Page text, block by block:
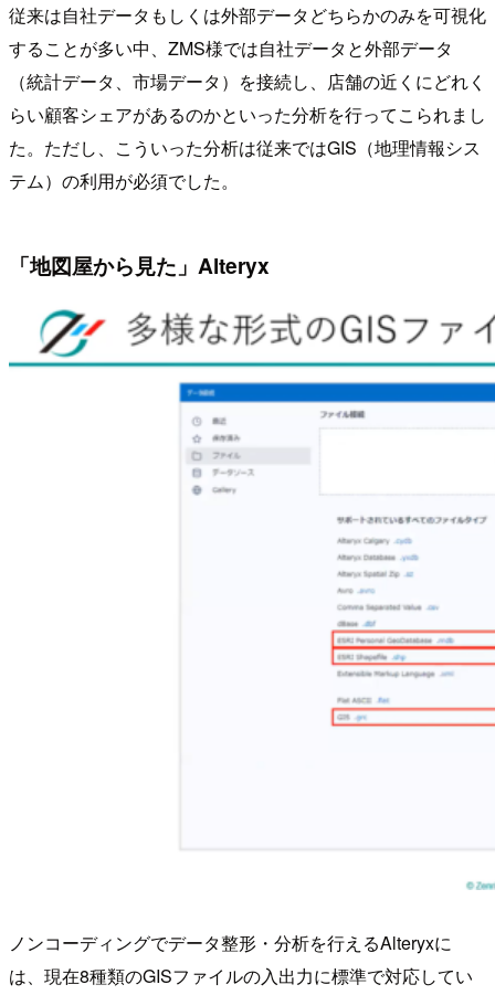
従来は自社データもしくは外部データどちらかのみを可視化
することが多い中、ZMS様では自社データと外部データ
（統計データ、市場データ）を接続し、店舗の近くにどれく
らい顧客シェアがあるのかといった分析を行ってこられまし
た。ただし、こういった分析は従来ではGIS（地理情報シス
テム）の利用が必須でした。
「地図屋から見た」Alteryx
ノンコーディングでデータ整形・分析を行えるAlteryxに
は、現在8種類のGISファイルの入出力に標準で対応してい